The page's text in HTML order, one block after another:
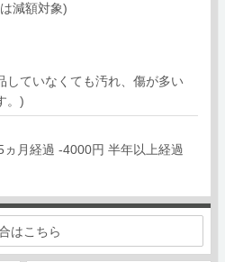
減額対象)
ていなくても汚れ、傷が多い
。)
月経過 -4000円 半年以上経過
はこちら